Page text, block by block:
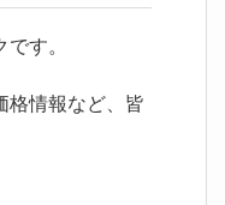
す。
格情報など、皆